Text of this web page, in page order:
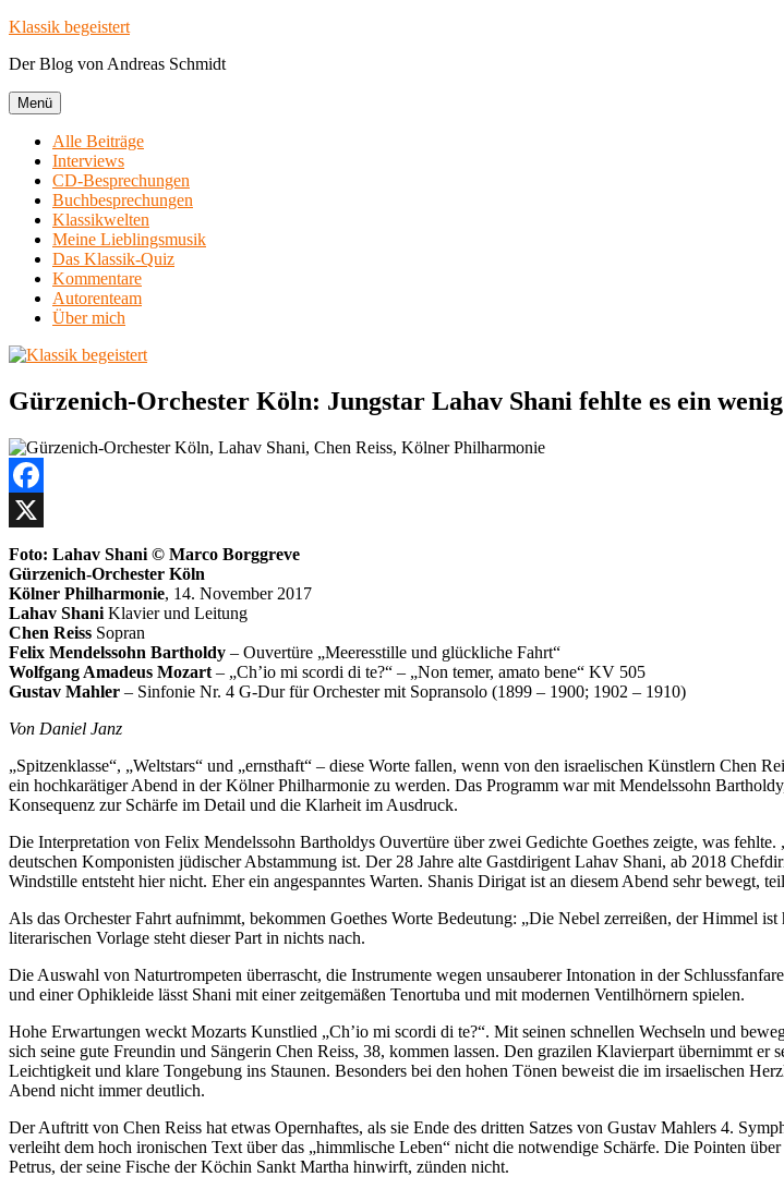
Zum
springen
Klassik begeistert
Der Blog von Andreas Schmidt
Menü
Alle Beiträge
Interviews
CD-Besprechungen
Buchbesprechungen
Klassikwelten
Meine Lieblingsmusik
Das Klassik-Quiz
Kommentare
Autorenteam
Über mich
Gürzenich-Orchester Köln: Jungstar Lahav Shani fehlte es ein
Facebook
X
Foto: Lahav Shani © Marco Borggreve
Gürzenich-Orchester Köln
Kölner Philharmonie, 14. November 2017
Lahav Shani Klavier und Leitung
Chen Reiss Sopran
Felix Mendelssohn Bartholdy – Ouvertüre „Meeresstille und glückliche Fahrt“
Wolfgang Amadeus Mozart – „Ch’io mi scordi di te?“ – „Non temer, amato bene“ KV 505
Gustav Mahler – Sinfonie Nr. 4 G-Dur für Orchester mit Sopransolo (1899 – 1900; 1902 – 1910)
Von Daniel Janz
„Spitzenklasse“, „Weltstars“ und „ernsthaft“ – diese Worte fallen, wenn von den israelischen Künstlern Chen
ein hochkarätiger Abend in der Kölner Philharmonie zu werden. Das Programm war mit Mendelssohn
Konsequenz zur Schärfe im Detail und die Klarheit im Ausdruck.
Die Interpretation von Felix Mendelssohn Bartholdys Ouvertüre über zwei Gedichte Goethes zeigte, was
deutschen Komponisten jüdischer Abstammung ist. Der 28 Jahre alte Gastdirigent Lahav Shani, ab 2018
Windstille entsteht hier nicht. Eher ein angespanntes Warten. Shanis Dirigat ist an diesem Abend sehr bewegt,
Als das Orchester Fahrt aufnimmt, bekommen Goethes Worte Bedeutung: „Die Nebel zerreißen, der Himmel
literarischen Vorlage steht dieser Part in nichts nach.
Die Auswahl von Naturtrompeten überrascht, die Instrumente wegen unsauberer Intonation in der
und einer Ophikleide lässt Shani mit einer zeitgemäßen Tenortuba und mit modernen Ventilhörnern spielen.
Hohe Erwartungen weckt Mozarts Kunstlied „Ch’io mi scordi di te?“. Mit seinen schnellen Wechseln und
sich seine gute Freundin und Sängerin Chen Reiss, 38, kommen lassen. Den grazilen Klavierpart übernimmt
Leichtigkeit und klare Tongebung ins Staunen. Besonders bei den hohen Tönen beweist die im irsaelischen
Abend nicht immer deutlich.
Der Auftritt von Chen Reiss hat etwas Opernhaftes, als sie Ende des dritten Satzes von Gustav Mahlers 4.
verleiht dem hoch ironischen Text über das „himmlische Leben“ nicht die notwendige Schärfe. Die Pointen
Petrus, der seine Fische der Köchin Sankt Martha hinwirft, zünden nicht.